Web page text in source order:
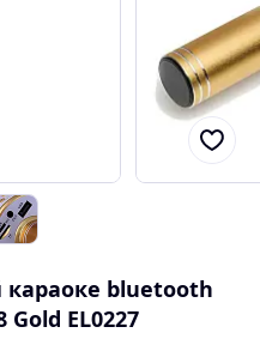
bluetooth
EL0227